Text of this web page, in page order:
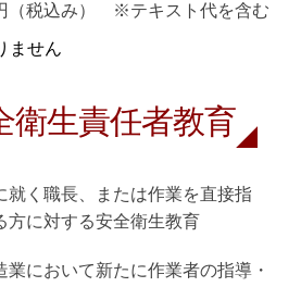
（税込み）　※テキスト代を含む
ません
衛生責任者教育
就く職長、または作業を直接指
方に対する安全衛生教育
業において新たに作業者の指導・